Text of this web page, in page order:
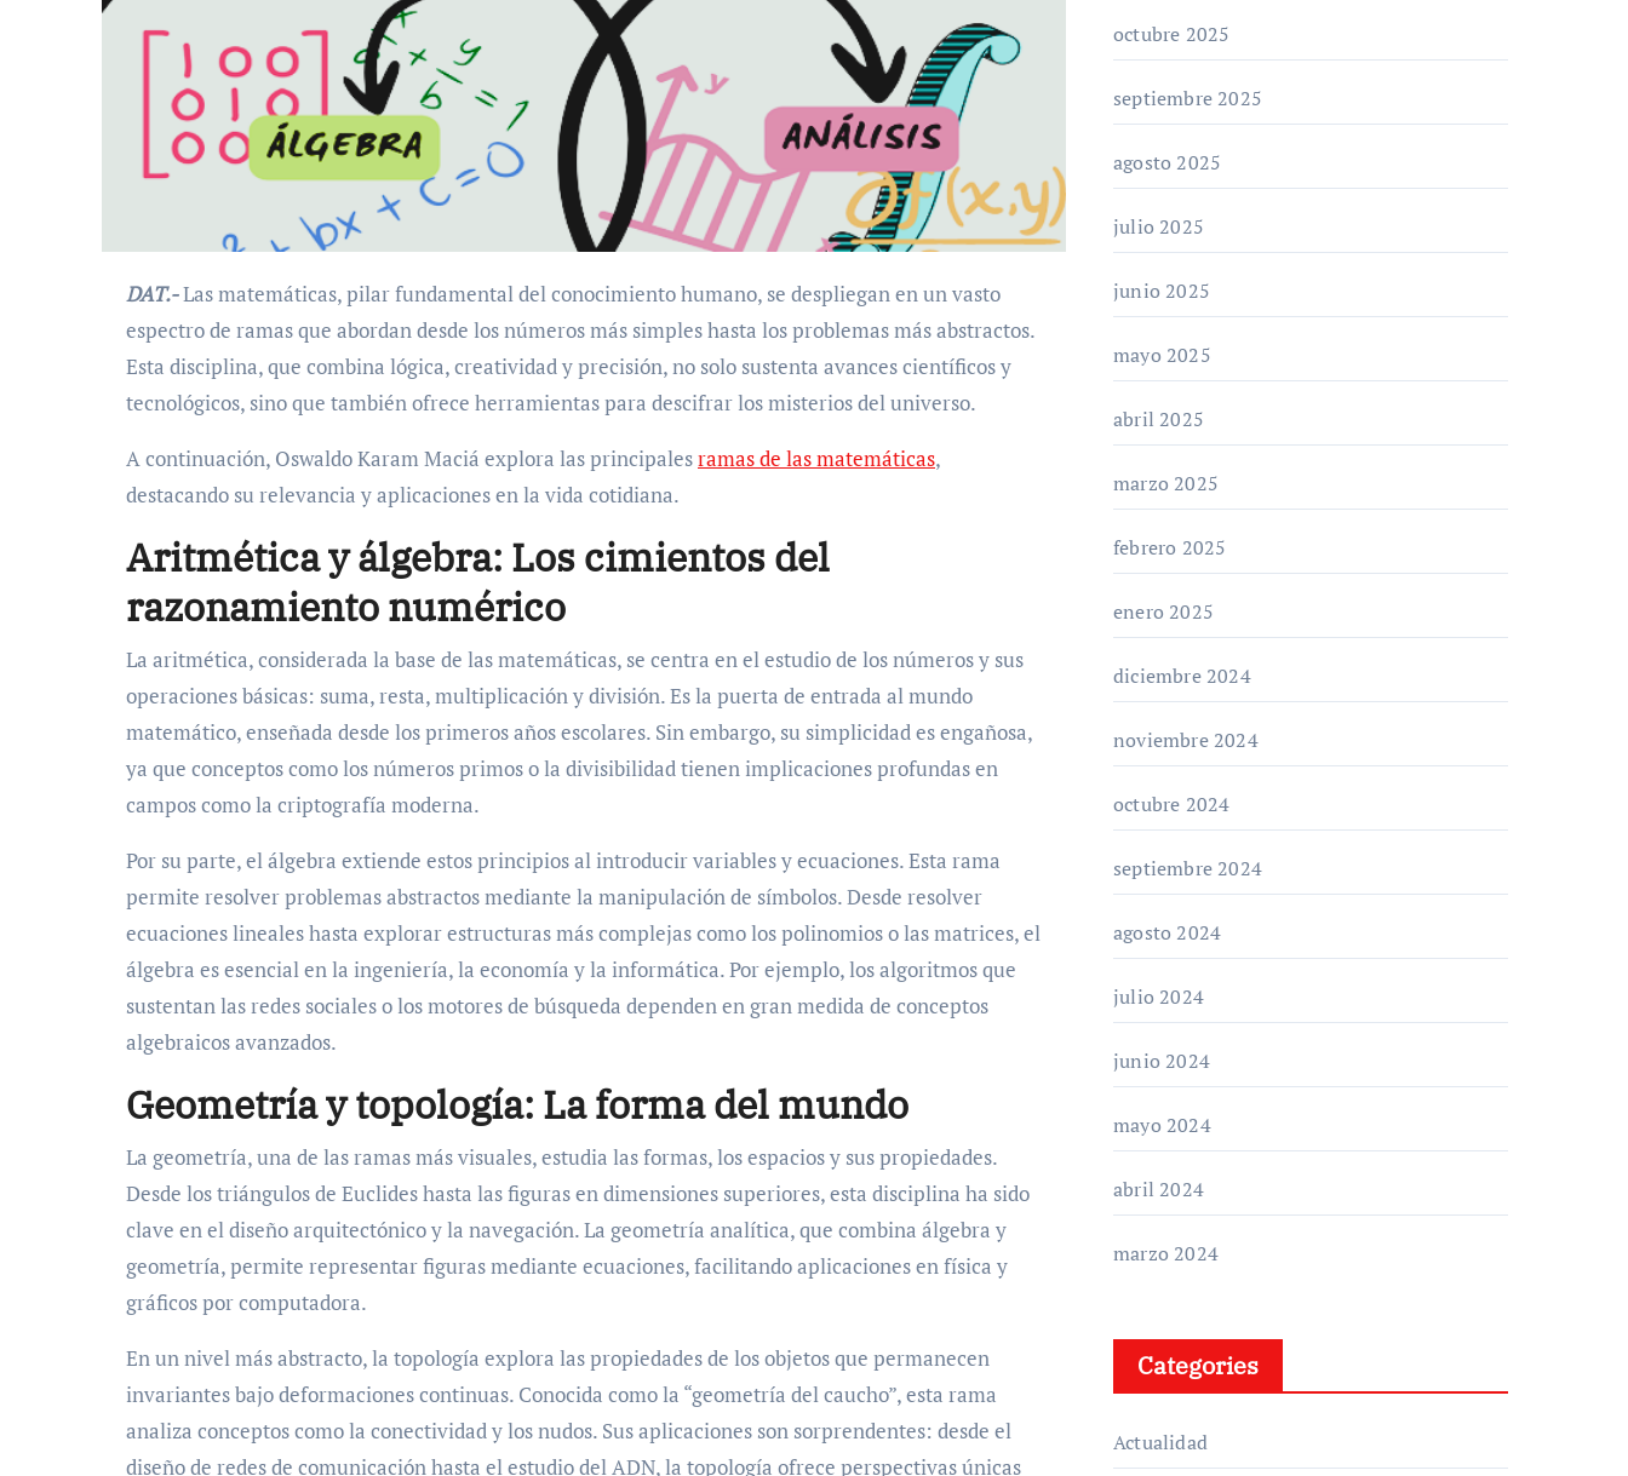
DAT.-Las matemáticas, pilar fundamental del conocimiento humano, se despliegan en un vasto
espectro de ramas que abordan desde los números más simples hasta los problemas más abstractos.
Esta disciplina, que combina lógica, creatividad y precisión, no solo sustenta avances científicos y
tecnológicos, sino que también ofrece herramientas para descifrar los misterios del universo.
A continuación, Oswaldo Karam Maciá explora las principalesramas de las matemáticas,
destacando su relevancia y aplicaciones en la vida cotidiana.
Aritmética y álgebra: Los cimientos del
razonamiento numérico
La aritmética, considerada la base de las matemáticas, se centra en el estudio de los números y sus
operaciones básicas: suma, resta, multiplicación y división. Es la puerta de entrada al mundo
matemático, enseñada desde los primeros años escolares. Sin embargo, su simplicidad es engañosa,
ya que conceptos como los números primos o la divisibilidad tienen implicaciones profundas en
campos como la criptografía moderna.
Por su parte, el álgebra extiende estos principios al introducir variables y ecuaciones. Esta rama
permite resolver problemas abstractos mediante la manipulación de símbolos. Desde resolver
ecuaciones lineales hasta explorar estructuras más complejas como los polinomios o las matrices, el
álgebra es esencial en la ingeniería, la economía y la informática. Por ejemplo, los algoritmos que
sustentan las redes sociales o los motores de búsqueda dependen en gran medida de conceptos
algebraicos avanzados.
Geometría y topología: La forma del mundo
La geometría, una de las ramas más visuales, estudia las formas, los espacios y sus propiedades.
Desde los triángulos de Euclides hasta las figuras en dimensiones superiores, esta disciplina ha sido
clave en el diseño arquitectónico y la navegación. La geometría analítica, que combina álgebra y
geometría, permite representar figuras mediante ecuaciones, facilitando aplicaciones en física y
gráficos por computadora.
En un nivel más abstracto, la topología explora las propiedades de los objetos que permanecen
invariantes bajo deformaciones continuas. Conocida como la “geometría del caucho”, esta rama
analiza conceptos como la conectividad y los nudos. Sus aplicaciones son sorprendentes: desde el
diseño de redes de comunicación hasta el estudio del ADN, la topología ofrece perspectivas únicas
octubre 2025
septiembre 2025
agosto 2025
julio 2025
junio 2025
mayo 2025
abril 2025
marzo 2025
febrero 2025
enero 2025
diciembre 2024
noviembre 2024
octubre 2024
septiembre 2024
agosto 2024
julio 2024
junio 2024
mayo 2024
abril 2024
marzo 2024
Categories
Actualidad